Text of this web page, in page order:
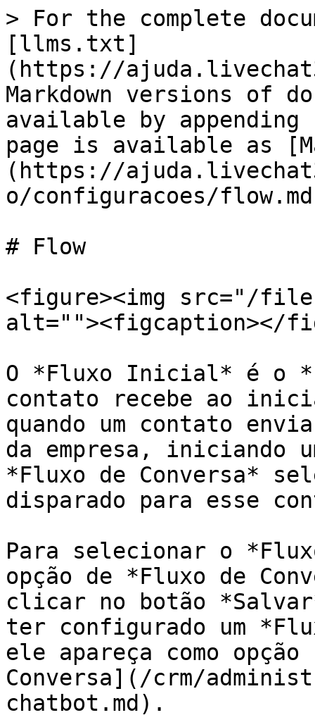
> For the complete
[llms.txt]
(https://
Markdown versions of
available by
page is available as
(https://
o/configuracoes/
# Flow
<figure><img src="/files/
alt=""><figcaption></
O *Fluxo Inicial* é o
contato recebe ao
quando um contato envia
da empresa, iniciando
*Fluxo de Conversa*
disparado para esse
Para selecionar o
opção de *Fluxo de
clicar no botão
ter configurado um
ele apareça como
Conversa](/crm/
chatbot.md).